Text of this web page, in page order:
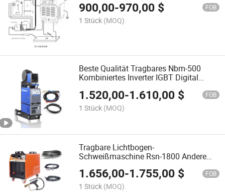
900,00-970,00 $ FOB
1 Stück (MOQ)
Beste Qualität Tragbares Nbm-500
Kombiniertes Inverter IGBT Digital
1.520,00-1.610,00 $ FOB
1 Stück (MOQ)
Tragbare Lichtbogen-
Schweißmaschine Rsn-1800 Andere
1.656,00-1.755,00 $ FOB
1 Stück (MOQ)